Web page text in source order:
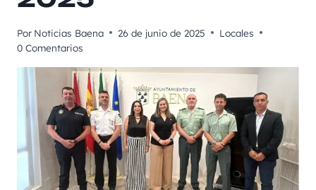
Por Noticias Baena 26 de junio de 2025
Locales
0 Comentarios